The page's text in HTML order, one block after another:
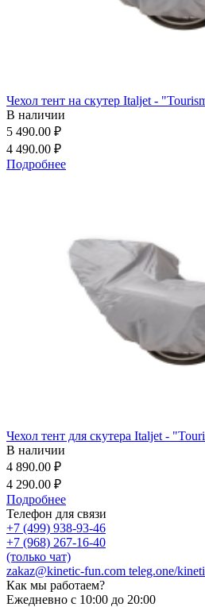
Чехол тент на скутер Italjet -
В наличии
5 490.00 ₽
4 490.00 ₽
Подробнее
Чехол тент для скутера Italjet -
В наличии
4 890.00 ₽
4 290.00 ₽
Подробнее
Телефон для связи
+7 (499) 938-93-46
+7 (968) 267-16-40
(только чат)
zakaz@kinetic-fun.com teleg.one/
Как мы работаем?
Ежедневно с 10:00 до 20:00